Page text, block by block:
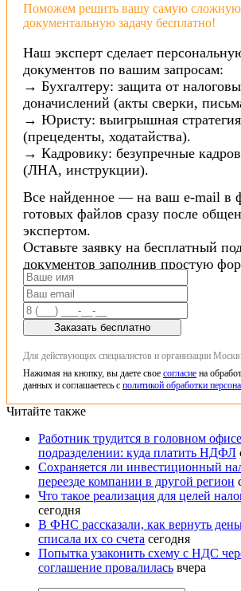
Поможем решить вашу самую сложную
документальную задачу бесплатно!
Наш эксперт сделает
документов по вашим запросам:
→ Бухгалтеру: защита от
доначислений (акты сверки,
→ Юристу: выигрышная стратегия
(прецеденты, ходатайства).
→ Кадровику: безупречные
(ЛНА, инструкции).
Все найденное — на ваш e-mail в
готовых файлов сразу после
экспертом.
Оставьте заявку на бесплатный
документов заполнив простую
Заказать бесплатно
Для действующих специалистов и организации
Нажимая на кнопку, вы даете свое согласие на
данных и соглашаетесь с политикой обработки
Читайте также
Работник трудится в головном
подразделении: куда платить НДФЛ
Сохраняется ли инвестиционный
переезде компании в другой регион
Что такое реализация для целей
сегодня
В ФНС рассказали, как вернуть
списала их со счета сегодня
Попытка узаконить схему с НДС
соглашение провалилась вчера